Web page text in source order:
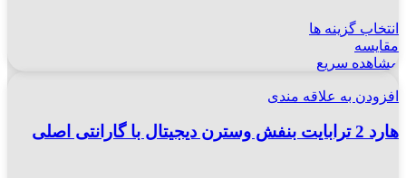
انتخاب گزینه ها
مقایسه
مشاهده سریع
افزودن به علاقه مندی
هارد 2 ترابایت بنفش وسترن دیجیتال با گارانتی اصلی